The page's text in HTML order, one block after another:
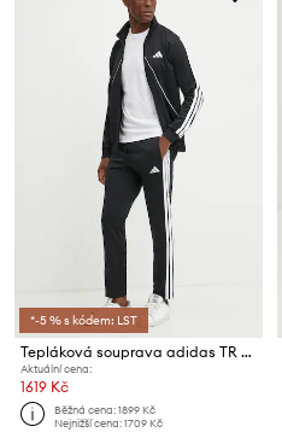
*-5 % s kódem: LST
Tepláková souprava adidas TR TIRO TS
Aktuální cena:
1619 Kč
Běžná cena:1899 Kč
Nejnižší cena:1709 Kč